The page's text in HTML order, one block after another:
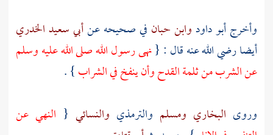
وأخرجأبو داودوابن حبان في صحيحه عنأبي سعيد الخدري
أيضا رضي الله عنه قال : {نهى رسول الله صلى الله عليه وسلم
عن الشرب من ثلمة القدح وأن ينفخ في الشراب} .
وروى البخاري ومسلم والترمذي والنسائي { النهي عن